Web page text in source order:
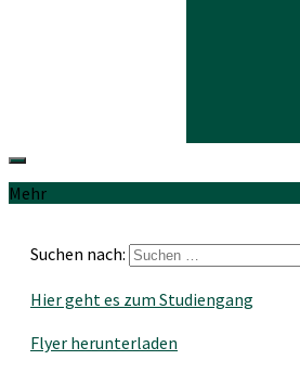
Mehr
Suchen nach:
Hier geht es zum Studiengang
Flyer herunterladen